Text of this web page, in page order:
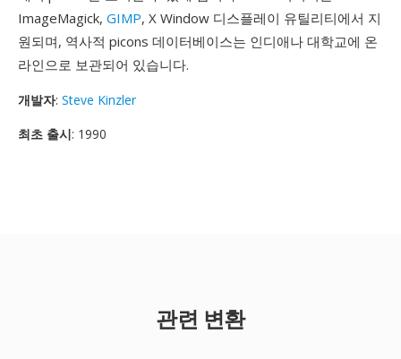
ImageMagick, GIMP, X Window 디스플레이 유틸리티에서 지
원되며, 역사적 picons 데이터베이스는 인디애나 대학교에 온
라인으로 보관되어 있습니다.
개발자: Steve Kinzler
최초 출시: 1990
관련 변환